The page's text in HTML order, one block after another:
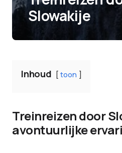
Slowakije
Inhoud toon
Treinreizen door
avontuurlijke